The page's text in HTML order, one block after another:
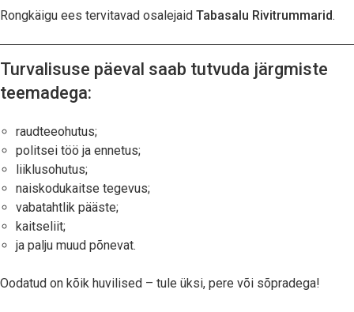
Rongkäigu ees tervitavad osalejaid Tabasalu Rivitrummarid.
Turvalisuse päeval saab tutvuda järgmiste
teemadega:
raudteeohutus;
politsei töö ja ennetus;
liiklusohutus;
naiskodukaitse tegevus;
vabatahtlik pääste;
kaitseliit;
ja palju muud põnevat.
Oodatud on kõik huvilised – tule üksi, pere või sõpradega!